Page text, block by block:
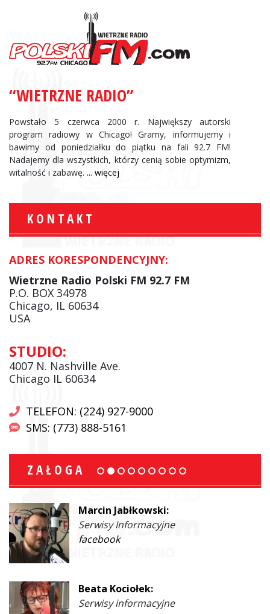
“WIETRZNE RADIO”
Powstało 5 czerwca 2000 r. Największy autorski
program radiowy w Chicago! Gramy, informujemy i
bawimy od poniedziałku do piątku na fali 92.7 FM!
Nadajemy dla wszystkich, którzy cenią sobie optymizm,
witalność i zabawę. ... więcej
KONTAKT
ADRES KORESPONDENCYJNY:
Wietrzne Radio Polski FM 92.7 FM
P.O. BOX 34978
Chicago, IL 60634
USA
STUDIO:
4007 N. Nashville Ave.
Chicago IL 60634
TELEFON: (224) 927-9000
SMS: (773) 888-5161
ZAŁOGA
Marcin Jabłkowski:
Serwisy Informacyjne
facebook
Beata Kociołek:
Serwisy informacyjne